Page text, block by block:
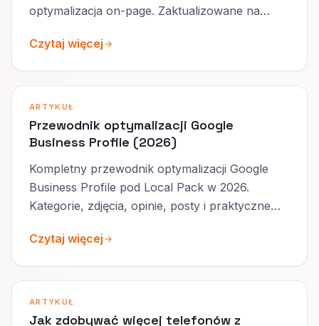
optymalizacja on-page. Zaktualizowane na
Czytaj więcej
ARTYKUŁ
Przewodnik optymalizacji Google
Business Profile (2026)
Kompletny przewodnik optymalizacji Google
Business Profile pod Local Pack w 2026.
Kategorie, zdjęcia, opinie, posty i praktyczne
Czytaj więcej
ARTYKUŁ
Jak zdobywać więcej telefonów z